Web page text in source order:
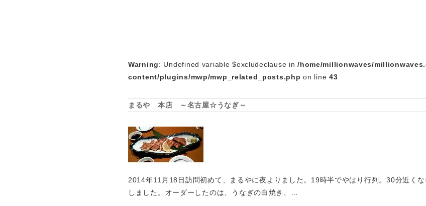
Warning: Undefined variable $excludeclause in/home/millionwaves/
content/plugins/mwp/mwp_related_posts.php on line43
まるや 本店 ～名古屋☆うなぎ～
2014年11月18日訪問初めて、まるやに夜よりました。19時半でやはり行列。30分近く
しました。オーダーしたのは、うなぎの白焼き、…